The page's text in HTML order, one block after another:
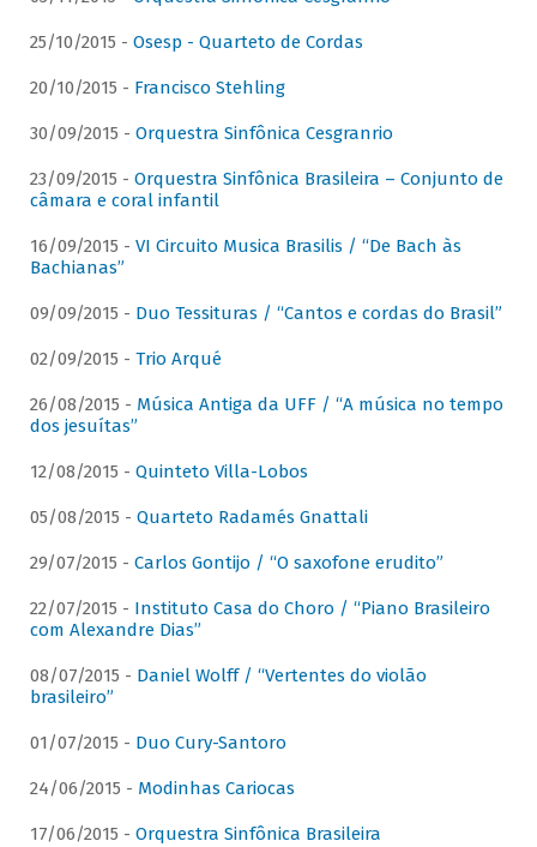
25/10/2015 - Osesp - Quarteto de Cordas
20/10/2015 - Francisco Stehling
30/09/2015 - Orquestra Sinfônica Cesgranrio
23/09/2015 - Orquestra Sinfônica Brasileira – Conjunto de
câmara e coral infantil
16/09/2015 - VI Circuito Musica Brasilis / “De Bach às
Bachianas”
09/09/2015 - Duo Tessituras / “Cantos e cordas do Brasil”
02/09/2015 - Trio Arqué
26/08/2015 - Música Antiga da UFF / “A música no tempo
dos jesuítas”
12/08/2015 - Quinteto Villa-Lobos
05/08/2015 - Quarteto Radamés Gnattali
29/07/2015 - Carlos Gontijo / “O saxofone erudito”
22/07/2015 - Instituto Casa do Choro / “Piano Brasileiro
com Alexandre Dias”
08/07/2015 - Daniel Wolff / “Vertentes do violão
brasileiro”
01/07/2015 - Duo Cury-Santoro
24/06/2015 - Modinhas Cariocas
17/06/2015 - Orquestra Sinfônica Brasileira